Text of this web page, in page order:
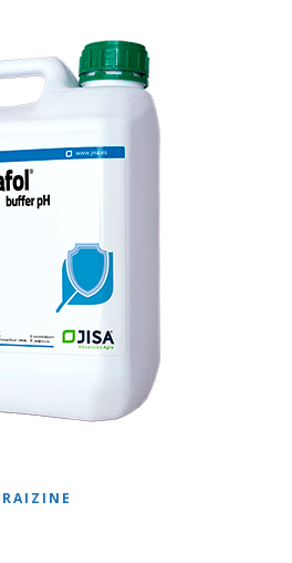
RAIZINE